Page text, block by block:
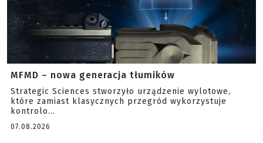
MFMD – nowa generacja tłumików
Strategic Sciences stworzyło urządzenie wylotowe,
które zamiast klasycznych przegród wykorzystuje
kontrolo...
07.08.2026